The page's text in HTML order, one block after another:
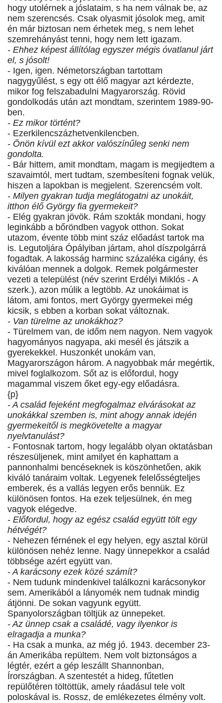
hogy utolérnek a jóslataim, s ha nem válnak be, az
nem szerencsés. Csak olyasmit jósolok meg, amit
én már biztosan nem érhetek meg, s nem lehet
szemrehányást tenni, hogy nem lett igazam.
- Ehhez képest állítólag egyszer mégis óvatlanul járt
el, s jósolt!
- Igen, igen. Németországban tartottam
nagygyűlést, s egy ott élő magyar azt kérdezte,
mikor fog felszabadulni Magyarország. Rövid
gondolkodás után azt mondtam, szerintem 1989-90-
ben.
- Ez mikor történt?
- Ezerkilencszázhetvenkilencben.
- Önön kívül ezt akkor valószínűleg senki nem
gondolta.
- Bár hittem, amit mondtam, magam is megijedtem a
szavaimtól, mert tudtam, szembesíteni fognak velük,
hiszen a lapokban is megjelent. Szerencsém volt.
- Milyen gyakran tudja meglátogatni az unokáit,
itthon élő György fia gyermekeit?
- Elég gyakran jövök. Rám szokták mondani, hogy
leginkább a bőröndben vagyok otthon. Sokat
utazom, évente több mint száz előadást tartok ma
is. Legutoljára Ópályiban jártam, ahol díszpolgárrá
fogadtak. A lakosság harminc százaléka cigány, és
kiválóan mennek a dolgok. Remek polgármester
vezeti a települést (név szerint Erdélyi Miklós - A
szerk.), azon múlik a legtöbb. Az unokáimat is
látom, ami fontos, mert György gyermekei még
kicsik, s ebben a korban sokat változnak.
- Van türelme az unokákhoz?
- Türelmem van, de időm nem nagyon. Nem vagyok
hagyományos nagyapa, aki mesél és játszik a
gyerekekkel. Huszonkét unokám van,
Magyarországon három. A nagyobbak már megértik,
mivel foglalkozom. Sőt az is előfordul, hogy
magammal viszem őket egy-egy előadásra.
{p}
- A család fejeként megfogalmaz elvárásokat az
unokákkal szemben is, mint ahogy annak idején
gyermekeitől is megkövetelte a magyar
nyelvtanulást?
- Fontosnak tartom, hogy legalább olyan oktatásban
részesüljenek, mint amilyet én kaphattam a
pannonhalmi bencéseknek is köszönhetően, akik
kiváló tanáraim voltak. Legyenek felelősségteljes
emberek, és a vallás legyen erős bennük. Ez
különösen fontos. Ha ezek teljesülnek, én meg
vagyok elégedve.
- Előfordul, hogy az egész család együtt tölt egy
hétvégét?
- Nehezen férnének el egy helyen, egy asztal körül
különösen nehéz lenne. Nagy ünnepekkor a család
többsége azért együtt van.
- A karácsony ezek közé számít?
- Nem tudunk mindenkivel találkozni karácsonykor
sem. Amerikából a lányomék nem tudnak mindig
átjönni. De sokan vagyunk együtt.
Spanyolországban töltjük az ünnepeket.
- Az ünnep csak a családé, vagy ilyenkor is
elragadja a munka?
- Ha csak a munka, az még jó. 1943. december 23-
án Amerikába repültem. Nem volt biztonságos a
légtér, ezért a gép leszállt Shannonban,
Írországban. A szentestét a hideg, fűtetlen
repülőtéren töltöttük, amely ráadásul tele volt
poloskával is. Rossz, de emlékezetes élmény volt.